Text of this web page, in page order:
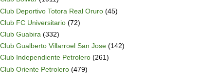
Club Deportivo Totora Real Oruro (45)
Club FC Universitario (72)
Club Guabira (332)
Club Gualberto Villarroel San Jose (142)
Club Independiente Petrolero (261)
Club Oriente Petrolero (479)